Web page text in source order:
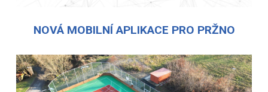
NOVÁ MOBILNÍ APLIKACE PRO PRŽNO